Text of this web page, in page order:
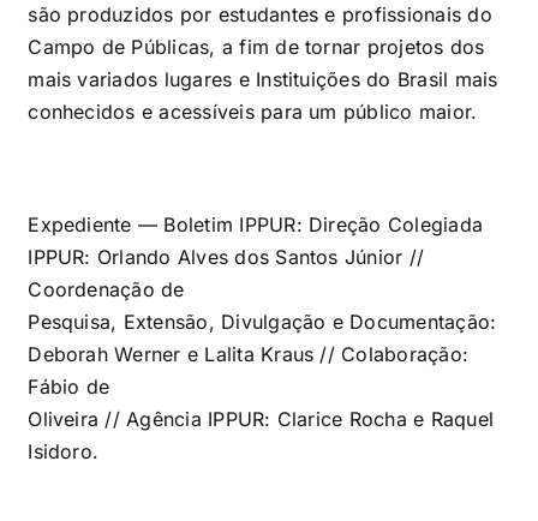
são produzidos por estudantes e profissionais do
Campo de Públicas, a fim de tornar projetos dos
mais variados lugares e Instituições do Brasil mais
conhecidos e acessíveis para um público maior.
Expediente — Boletim IPPUR: Direção Colegiada
IPPUR: Orlando Alves dos Santos Júnior //
Coordenação de
Pesquisa, Extensão, Divulgação e Documentação:
Deborah Werner e Lalita Kraus // Colaboração:
Fábio de
Oliveira // Agência IPPUR: Clarice Rocha e Raquel
Isidoro.